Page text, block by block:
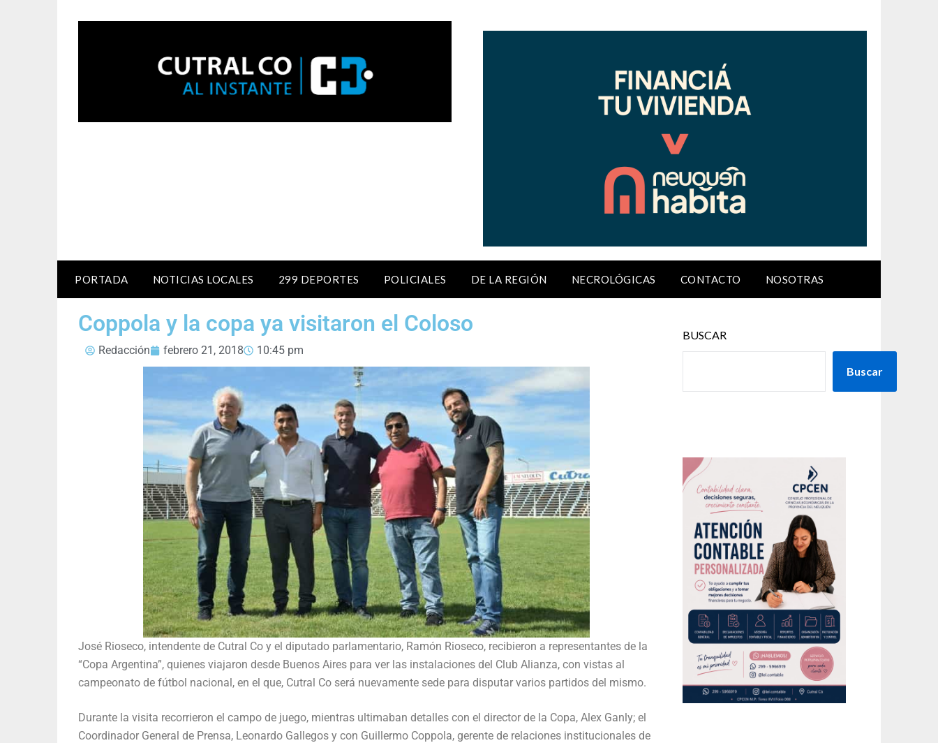
PORTADA NOTICIAS LOCALES 299 DEPORTES POLICIALES DE LA REGIÓN NECROLÓGICAS CONTACTO NOSOTRAS
Coppola y la copa ya visitaron el Coloso
Redacción febrero 21, 2018 10:45 pm
José Rioseco, intendente de Cutral Co y el diputado parlamentario, Ramón Rioseco, recibieron a representantes de la
“Copa Argentina”, quienes viajaron desde Buenos Aires para ver las instalaciones del Club Alianza, con vistas al
campeonato de fútbol nacional, en el que, Cutral Co será nuevamente sede para disputar varios partidos del mismo.
Durante la visita recorrieron el campo de juego, mientras ultimaban detalles con el director de la Copa, Alex Ganly; el
Coordinador General de Prensa, Leonardo Gallegos y con Guillermo Coppola, gerente de relaciones institucionales de
BUSCAR
Buscar